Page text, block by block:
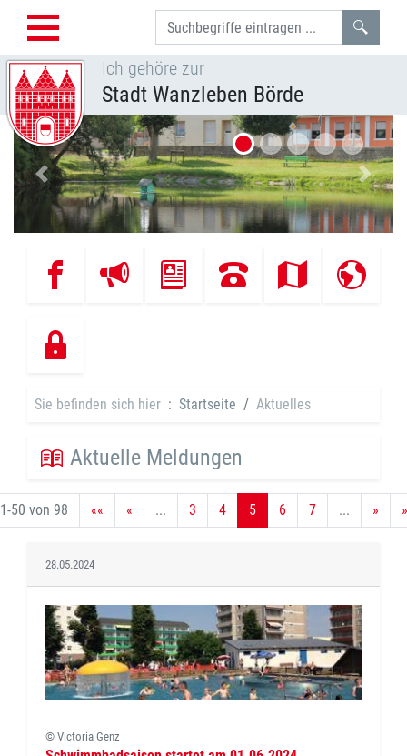
Ich gehöre zur
Stadt Wanzleben Börde
Vorheriges Bild
Sie befinden sich hier Startseite Aktuelles
Aktuelle Meldungen
50 von 98 «« « ... 3 4 5 6 7 ... »
© Victoria Genz
28.05.2024